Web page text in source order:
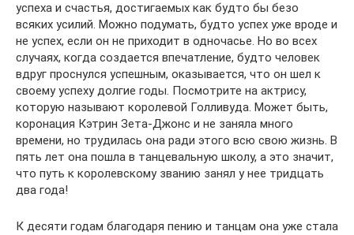
успеха и счастья, достигаемых как будто бы безо
всяких усилий. Можно подумать, будто успех уже вроде и
не успех, если он не приходит в одночасье. Но во всех
случаях, когда создается впечатление, будто человек
вдруг проснулся успешным, оказывается, что он шел к
своему успеху долгие годы. Посмотрите на актрису,
которую называют королевой Голливуда. Может быть,
коронация Кэтрин Зета-Джонс и не заняла много
времени, но трудилась она ради этого всю свою жизнь. В
пять лет она пошла в танцевальную школу, а это значит,
что путь к королевскому званию занял у нее тридцать
два года!
К десяти годам благодаря пению и танцам она уже стала